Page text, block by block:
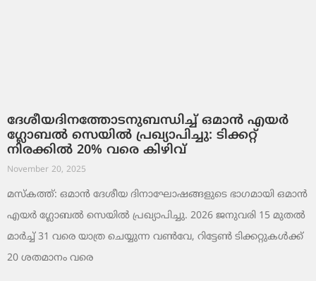
ദേശീയദിനത്തോടനുബന്ധിച്ച് ഒമാൻ എയർ
ഗ്ലോബൽ സെയിൽ പ്രഖ്യാപിച്ചു: ടിക്കറ്റ്
നിരക്കിൽ 20% വരെ കിഴിവ്
November 20, 2025
മസ്‌കത്ത്: ഒമാൻ ദേശീയ ദിനാഘോഷങ്ങളുടെ ഭാഗമായി ഒമാൻ
എയർ ഗ്ലോബൽ സെയിൽ പ്രഖ്യാപിച്ചു. 2026 ജനുവരി 15 മുതൽ
മാർച്ച് 31 വരെ യാത്ര ചെയ്യുന്ന വൺവേ, റിട്ടേൺ ടിക്കറ്റുകൾക്ക്
20 ശതമാനം വരെ